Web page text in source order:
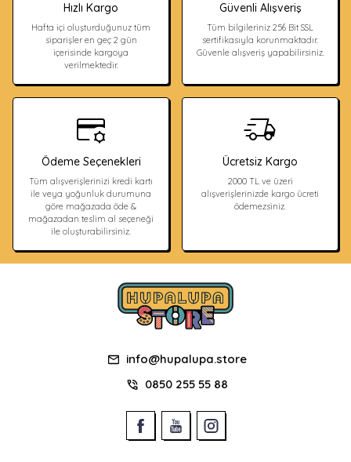
Hızlı Kargo
Hafta içi oluşturduğunuz tüm
siparişler en geç 2 gün
içerisinde kargoya
verilmektedir.
Güvenli Alışveriş
Tüm bilgileriniz 256 Bit SSL
sertifikasıyla korunmaktadır.
Güvenle alışveriş yapabilirsiniz.
Ödeme Seçenekleri
Tüm alışverişlerinizi kredi kartı
ile veya yoğunluk durumuna
göre mağazada öde &
mağazadan teslim al seçeneği
ile oluşturabilirsiniz.
Ücretsiz Kargo
2000 TL ve üzeri
alışverişlerinizde kargo ücreti
ödemezsiniz.
info@hupalupa.store
0850 255 55 88